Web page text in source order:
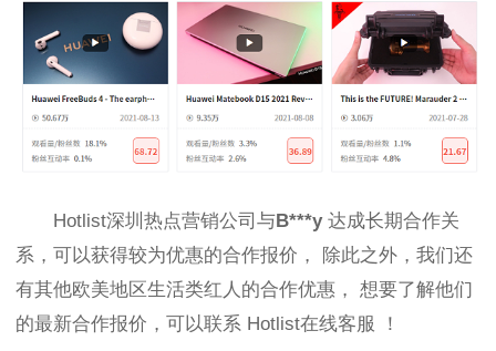
Hotlist深圳热点营销公司 与B***y 达成长期合作关
系，可以获得较为优惠的合作报价，
除此之外，我们还
有其他欧美地区生活类红人的合作优惠，
想要了解他们
的最新合作报价，可以联系 Hotlist在线客服 ！